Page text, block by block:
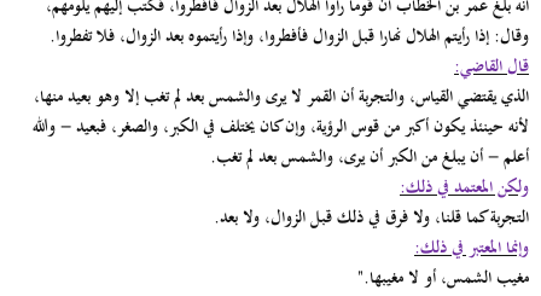
وقال: إذا رأيتم الهلال نهارا قبل الزوال فأفطروا، وإذا رأيتموه بعد الزوال، فلا تفطروا.
قال القاضي:
الذي يقتضي القياس، والتجربة أن القمر لا يرى والشمس بعد لم تغب إلا وهو بعيد منها،
لأنه حينئذ يكون أكبر من قوس الرؤية، وإن كان يختلف في الكبر، والصغر، فبعيد - والله
أعلم - أن يبلغ من الكبر أن يرى، والشمس بعد لم تغب.
ولكن المعتمد في ذلك:
التجربة كما قلنا، ولا فرق في ذلك قبل الزوال، ولا بعد.
وإنما المعتبر في ذلك:
مغيب الشمس، أو لا مغيبها."